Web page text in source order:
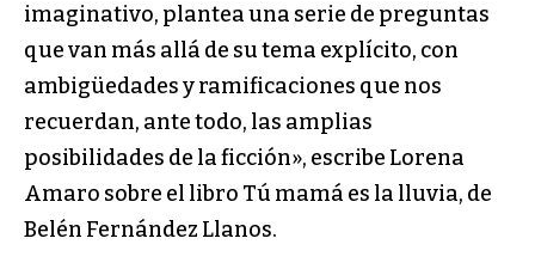
imaginativo, plantea una serie de preguntas
que van más allá de su tema explícito, con
ambigüedades y ramificaciones que nos
recuerdan, ante todo, las amplias
posibilidades de la ficción», escribe Lorena
Amaro sobre el libro Tú mamá es la lluvia, de
Belén Fernández Llanos.